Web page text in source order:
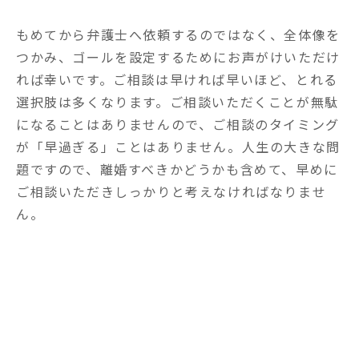
もめてから弁護士へ依頼するのではなく、全体像を
つかみ、ゴールを設定するためにお声がけいただけ
れば幸いです。ご相談は早ければ早いほど、とれる
選択肢は多くなります。ご相談いただくことが無駄
になることはありませんので、ご相談のタイミング
が「早過ぎる」ことはありません。人生の大きな問
題ですので、離婚すべきかどうかも含めて、早めに
ご相談いただきしっかりと考えなければなりませ
ん。